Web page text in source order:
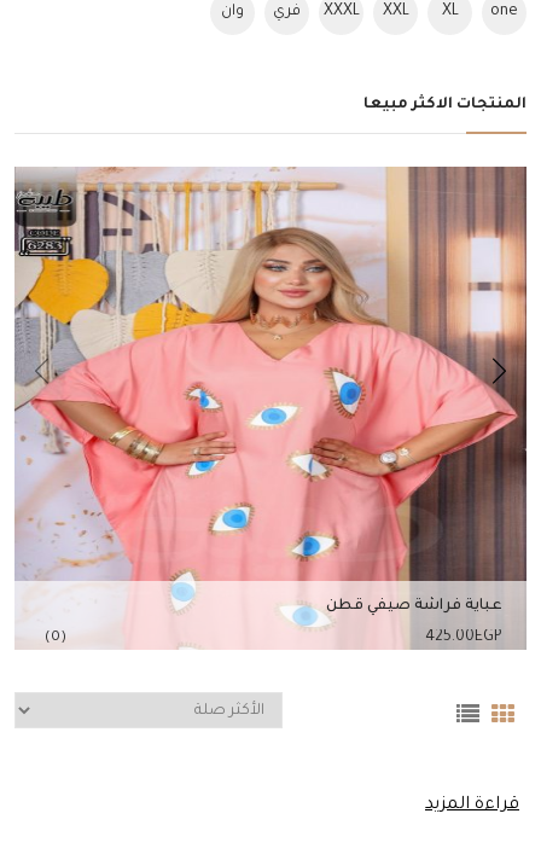
one
XL
XXL
XXXL فري وان
المنتجات الاكثر مبيعا
عباية فراشة صيفي قطن
425.00EGP
(0)
قراءة المزيد